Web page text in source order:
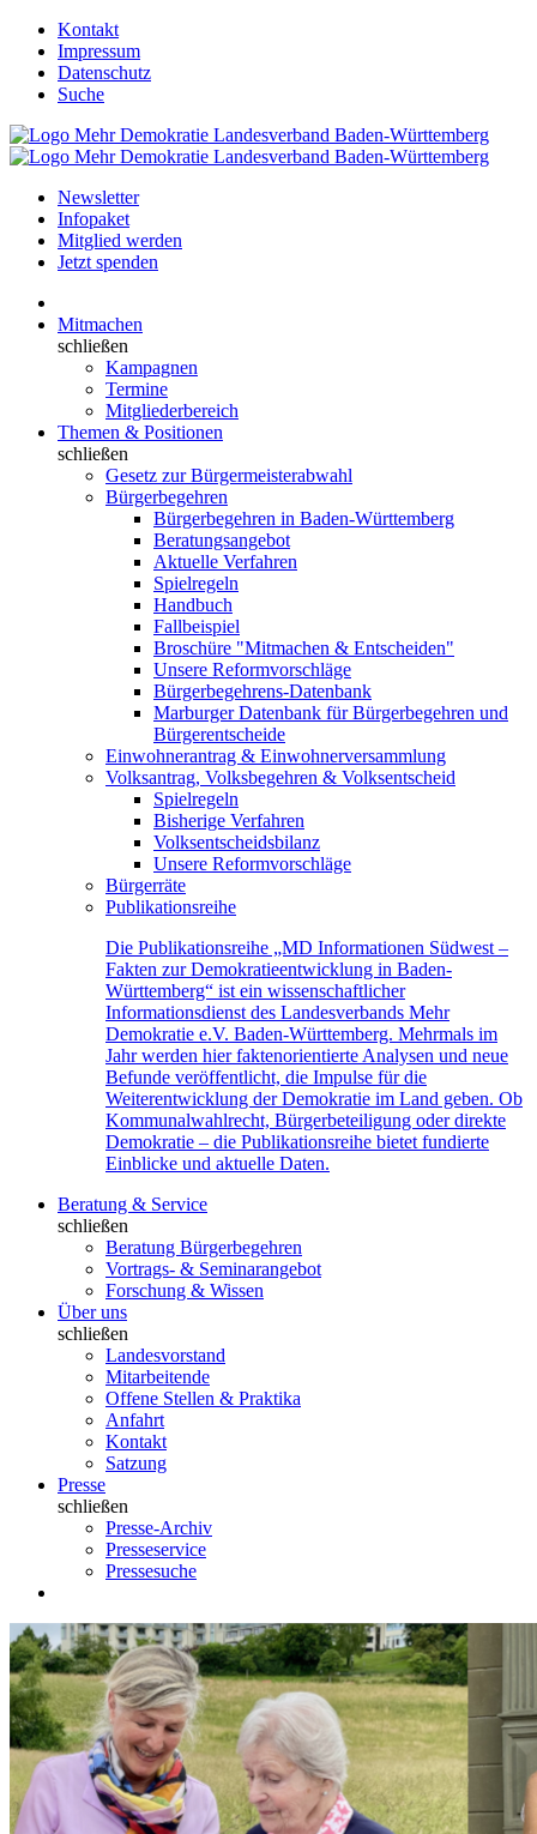
Kontakt
Impressum
Datenschutz
Suche
Newsletter
Infopaket
Mitglied werden
Jetzt spenden
Mitmachen
schließen
Kampagnen
Termine
Mitgliederbereich
Themen & Positionen
schließen
Gesetz zur Bürgermeisterabwahl
Bürgerbegehren
Bürgerbegehren in Baden-Württemberg
Beratungsangebot
Aktuelle Verfahren
Spielregeln
Handbuch
Fallbeispiel
Broschüre "Mitmachen & Entscheiden"
Unsere Reformvorschläge
Bürgerbegehrens-Datenbank
Marburger Datenbank für Bürgerbegehren und
Bürgerentscheide
Einwohnerantrag & Einwohnerversammlung
Volksantrag, Volksbegehren & Volksentscheid
Spielregeln
Bisherige Verfahren
Volksentscheidsbilanz
Unsere Reformvorschläge
Bürgerräte
Publikationsreihe
Die Publikationsreihe „MD Informationen Südwest –
Fakten zur Demokratieentwicklung in Baden-
Württemberg“ ist ein wissenschaftlicher
Informationsdienst des Landesverbands Mehr
Demokratie e.V. Baden-Württemberg. Mehrmals im
Jahr werden hier faktenorientierte Analysen und neue
Befunde veröffentlicht, die Impulse für die
Weiterentwicklung der Demokratie im Land geben. Ob
Kommunalwahlrecht, Bürgerbeteiligung oder direkte
Demokratie – die Publikationsreihe bietet fundierte
Einblicke und aktuelle Daten.
Beratung & Service
schließen
Beratung Bürgerbegehren
Vortrags- & Seminarangebot
Forschung & Wissen
Über uns
schließen
Landesvorstand
Mitarbeitende
Offene Stellen & Praktika
Anfahrt
Kontakt
Satzung
Presse
schließen
Presse-Archiv
Presseservice
Pressesuche